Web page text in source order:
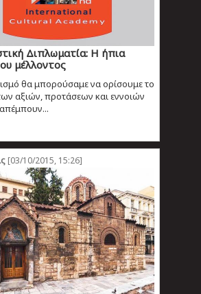
Διπλωματία: Η ήπια
μέλλοντος
θα μπορούσαμε να ορίσουμε το
αξιών, προτάσεων και εννοιών
[03/10/2015, 15:26]